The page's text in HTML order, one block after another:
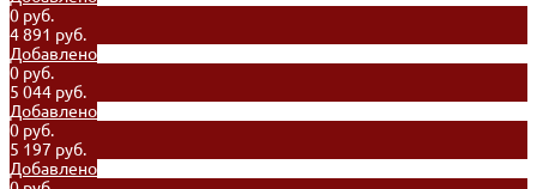
0 руб.
4 891 руб.
Добавлено
0 руб.
5 044 руб.
Добавлено
0 руб.
5 197 руб.
Добавлено